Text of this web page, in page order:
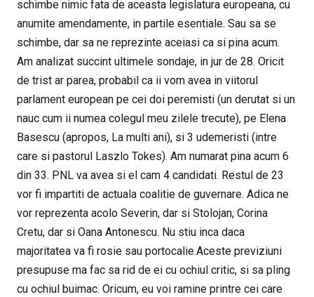
schimbe nimic fata de aceasta legislatura europeana, cu
anumite amendamente, in partile esentiale. Sau sa se
schimbe, dar sa ne reprezinte aceiasi ca si pina acum.
Am analizat succint ultimele sondaje, in jur de 28. Oricit
de trist ar parea, probabil ca ii vom avea in viitorul
parlament european pe cei doi peremisti (un derutat si un
nauc cum ii numea colegul meu zilele trecute), pe Elena
Basescu (apropos, La multi ani), si 3 udemeristi (intre
care si pastorul Laszlo Tokes). Am numarat pina acum 6
din 33. PNL va avea si el cam 4 candidati. Restul de 23
vor fi impartiti de actuala coalitie de guvernare. Adica ne
vor reprezenta acolo Severin, dar si Stolojan, Corina
Cretu, dar si Oana Antonescu. Nu stiu inca daca
majoritatea va fi rosie sau portocalie.Aceste previziuni
presupuse ma fac sa rid de ei cu ochiul critic, si sa pling
cu ochiul buimac. Oricum, eu voi ramine printre cei care